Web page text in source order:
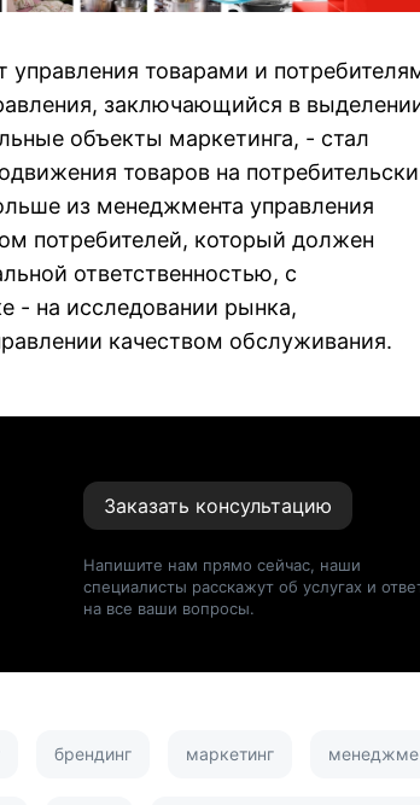
товарами и
заключающийся в
объекты маркетинга, - стал
товаров на
из менеджмента управления
потребителей, который должен
ответственностью, с
- на исследовании рынка,
качеством обслуживания.
Заказать консультацию
Напишите нам прямо сейчас, наши
специалисты расскажут об услугах и
на все ваши вопросы.
брендинг маркетинг